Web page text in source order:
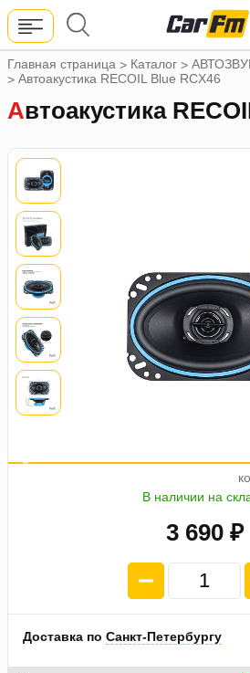
Главная страница > Каталог >
> Автоакустика RECOIL Blue RCX46
Автоакустика
В наличии на
3 690 ₽
а
Доставка по Санкт-Петербургу